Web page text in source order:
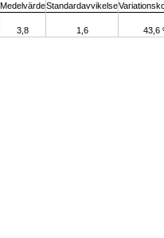
MedelvärdeStandardavvikelse
3,8 1,6 43,6